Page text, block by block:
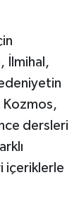
İlmihal,
Kozmos,
dersleri
içeriklerle